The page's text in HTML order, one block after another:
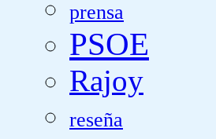
prensa
PSOE
Rajoy
reseña